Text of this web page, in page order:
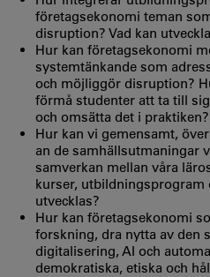
företagsekonomi teman
disruption? Vad kan
Hur kan företagsekonomi
systemtänkande som
och möjliggör disruption?
förmå studenter att ta till
och omsätta det i praktiken?
Hur kan vi gemensamt,
an de samhällsutmaningar
samverkan mellan våra
kurser, utbildningsprogram
utvecklas?
Hur kan företagsekonomi
forskning, dra nytta av den
digitalisering, AI och
demokratiska, etiska och